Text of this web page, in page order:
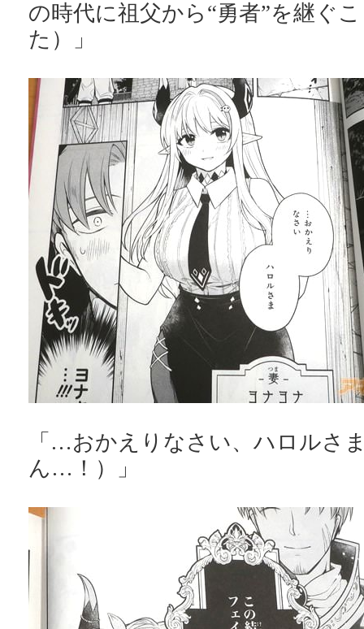
の時代に祖父から“勇者”を継ぐ
た）」
「…おかえりなさい、ハロルさ
ん…！）」